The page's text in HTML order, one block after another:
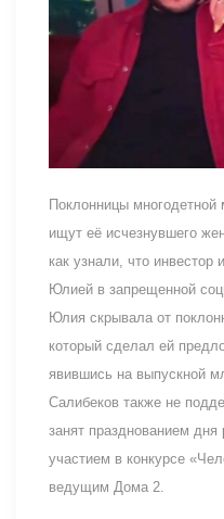
Поклонницы
ищут её исчезнувшего
как узнали, что инвестор
Юлией в запрещенной
Юлия скрывала от
который сделал ей
явившись на выпускной
Салибеков также не
занят празднованием
участием в конкурсе
ведущим Дома 2.